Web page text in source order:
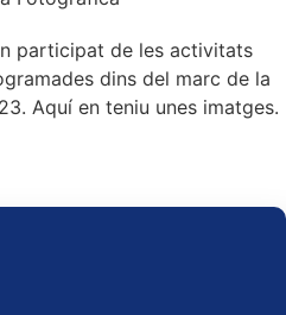
participat de les activitats
dins del marc de la
Aquí en teniu unes imatges.